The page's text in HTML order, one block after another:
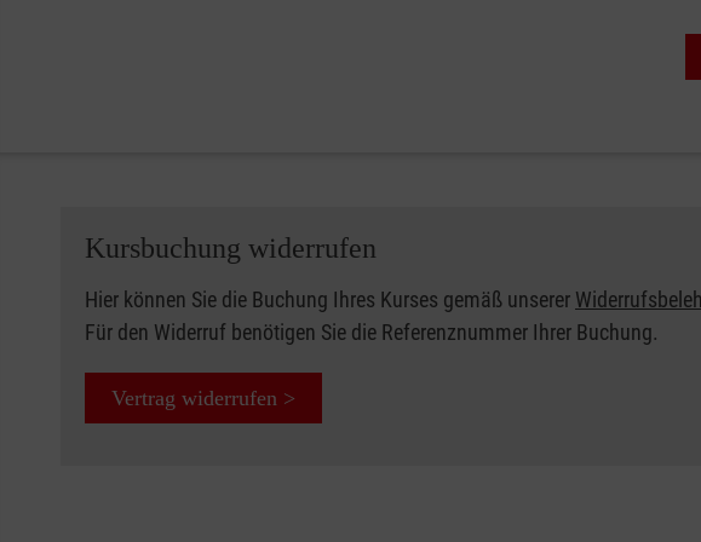
Kursbuchung widerrufen
Hier können Sie die Buchung Ihres Kurses gemäß unserer
Für den Widerruf benötigen Sie die Referenznummer Ihrer Buchung.
Vertrag widerrufen >